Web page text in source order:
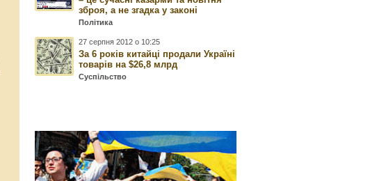
зброя, а не згадка у законі
Політика
27 серпня 2012 о 10:25
За 6 років китайці продали Україні
товарів на $26,8 млрд
Суспільство